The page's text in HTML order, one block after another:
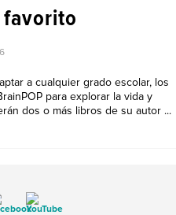
favorito
a cualquier grado escolar, los
para explorar la vida y
dos o más libros de su autor ...